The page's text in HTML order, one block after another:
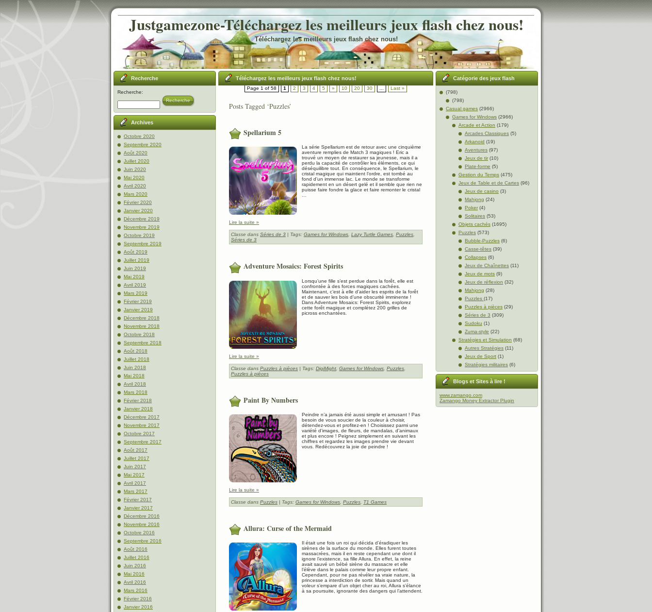
Justgamezone-Téléchargez les meilleurs jeux flash chez nous!
Téléchargez les meilleurs jeux flash chez nous!
Recherche
Recherche:
Recherche
Archives
Octobre 2020
Septembre 2020
Août 2020
Juillet 2020
Juin 2020
Mai 2020
Avril 2020
Mars 2020
Février 2020
Janvier 2020
Décembre 2019
Novembre 2019
Octobre 2019
Septembre 2019
Août 2019
Juillet 2019
Juin 2019
Mai 2019
Avril 2019
Mars 2019
Février 2019
Janvier 2019
Décembre 2018
Novembre 2018
Octobre 2018
Septembre 2018
Août 2018
Juillet 2018
Juin 2018
Mai 2018
Avril 2018
Mars 2018
Février 2018
Janvier 2018
Décembre 2017
Novembre 2017
Octobre 2017
Septembre 2017
Août 2017
Juillet 2017
Juin 2017
Mai 2017
Avril 2017
Mars 2017
Février 2017
Janvier 2017
Décembre 2016
Novembre 2016
Octobre 2016
Septembre 2016
Août 2016
Juillet 2016
Juin 2016
Mai 2016
Avril 2016
Mars 2016
Février 2016
Janvier 2016
Téléchargez les meilleurs jeux flash chez nous!
Page 1 of 58 1 2 3 4 5 » 10 20 30 Last »
Posts Tagged ‘Puzzles’
Spellarium 5
La série Spellarium est de retour avec une cinquième
aventure remplies de Match 3 magiques ! Eric a
trouvé un moyen de restaurer sa jeunesse, mais il a
perdu la capacité de contrôler les éléments, ce qui
déséquilibre tout. En conséquence, le Spellarium, le
cristal magique qui maintient l’ordre, est tombé au
fond d’un immense lac. Le monde se transforme
rapidement en un désert gelé et il semble que rien ne
puisse faire fondre la glace et faire remonter le cristal
…
Lire la suite »
Classe dans Séries de 3 | Tags: Games for Windows, Lazy Turtle Games, Puzzles,
Séries de 3
Adventure Mosaics: Forest Spirits
Lorsqu’une fille s’est perdue dans la forêt, elle est
confrontée à des forces magiques cachées.
Maintenant, c’est à elle d’aider les esprits de la forêt
et de sauver les bois d’une obscurité imminente !
Dans Adventure Mosaics: Forest Spirits, explorez
cette forêt magique et complétez 200 grilles de
picross enchantées.
Lire la suite »
Classe dans Puzzles à pièces | Tags: DigiMight Games for Windows Puzzles
Puzzles à pièces
Paint By Numbers
Peindre n’a jamais été aussi simple et amusant ! Pas
besoin de vous soucier de la couleur à choisir,
détendez-vous et profitez-en ! Choisissez parmi une
variété d’images, de fleurs, de mandalas, d’animaux
et plus encore ! Peignez simplement en suivant les
chiffres et regardez les images prendre vie devant
vous. Redécouvrez la joie de peindre !
Lire la suite »
Classe dans Puzzles | Tags: Games for Windows Puzzles T1 Games
Allura: Curse of the Mermaid
Il était une fois un roi qui décida d’éradiquer les
sirènes de la surface du monde. Elles furent toutes
massacrées, mais il en reste cependant une dont il
ignore l’existence, sa fille Allura. En effet, la reine
avait sauvé un bébé sirène du massacre et elle
l’élève dans le palais comme leur propre enfant.
Cependant, pour ne pas révéler sa vraie nature, la
princesse a interdiction de sortir. Mais quand un
voleur s’empare d’un objet cher au roi, Allura s’élance
à sa poursuite, ignorante des dangers qui l’attendent.
Catégorie des jeux flash
(798)
(798)
Casual games (2966)
Games for Windows (2966)
Arcade et Action (179)
Arcades Classiques (5)
Arkanoid (19)
Aventures (97)
Jeux de tir(10)
Plate-forme (5)
Gestion du Temps (475)
Jeux de Table et de Cartes (96)
Jeux de casino (3)
Mahjong (24)
Poker(4)
Solitaires (53)
Objets cachés (1695)
Puzzles (573)
Bubble-Puzzles (6)
Casse-têtes (39)
Collapses (6)
Jeux de Chaînettes (11)
Jeux de mots (9)
Jeux de réflexion (32)
Mahjong (28)
Puzzles (17)
Puzzles à pièces (29)
Séries de 3 (309)
Sudoku (1)
Zuma-style (22)
Stratégies et Simulation (68)
Autres Stratégies (11)
Jeux de Sport (1)
Stratégies militaires (6)
Blogs et Sites à lire !
www.zamango.com
Zamango Money Extractor Plugin